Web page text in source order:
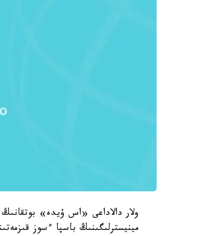
ولار دالاداعى «اس ۇيدە»
مينيسترلىگىنىڭ باسپا ءسوز